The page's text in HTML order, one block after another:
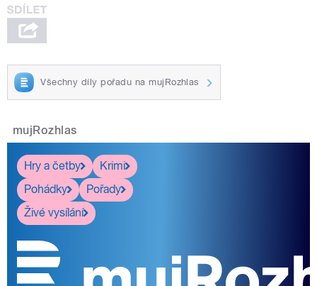
Všechny díly pořadu na mujRozhlas
mujRozhlas
Hry a četby
Krimi
Pohádky
Pořady
Živé vysílání